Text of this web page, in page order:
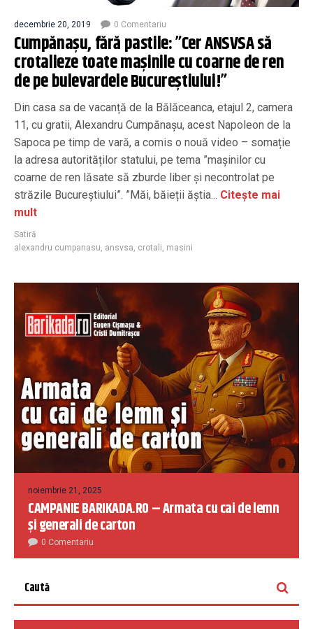
decembrie 20, 2019 0 Comentariu
Cumpănașu, fără pastile: ”Cer ANSVSA să
crotalieze toate mașinile cu coarne de ren
de pe bulevardele Bucureștiului!”
Din casa sa de vacanță de la Bălăceanca, etajul 2, camera
11, cu gratii, Alexandru Cumpănașu, acest Napoleon de la
Sapoca pe timp de vară, a comis o nouă video – somație
la adresa autorităților statului, pe tema ”mașinilor cu
coarne de ren lăsate să zburde liber și necontrolat pe
străzile Bucureștiului”. ”Măi, băieții ăștia... Citește mai
mult
Satiră
alexandru cumpanasu, ansvsa, crotali, masini
noiembrie 21, 2025
CAMPANIE BARIKADA.RO – Armata cu cai de lemn
și generali de carton
0 Comentariu